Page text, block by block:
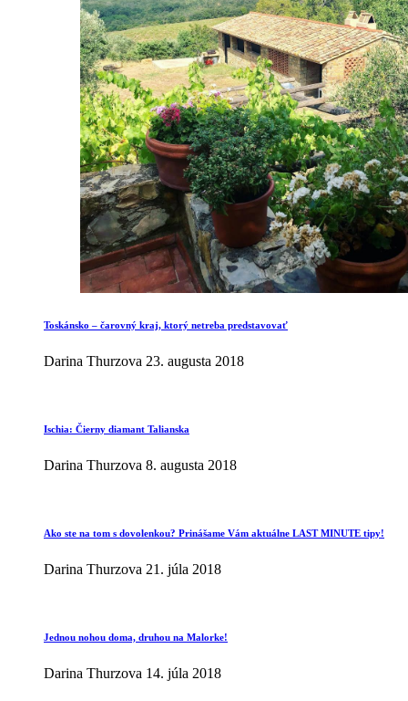
Toskánsko – čarovný kraj, ktorý netreba predstavovať
Darina Thurzova 23. augusta 2018
Ischia: Čierny diamant Talianska
Darina Thurzova 8. augusta 2018
Ako ste na tom s dovolenkou? Prinášame Vám aktuálne LAST MINUTE tipy!
Darina Thurzova 21. júla 2018
Jednou nohou doma, druhou na Malorke!
Darina Thurzova 14. júla 2018